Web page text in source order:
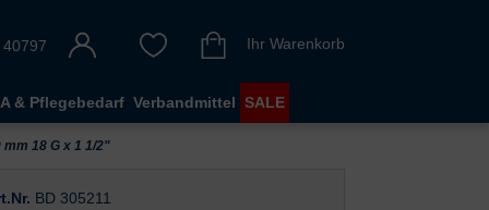
Ihr Warenkorb
& Pflegebedarf Verbandmittel SALE
18 G x 1 1/2"
BD 305211